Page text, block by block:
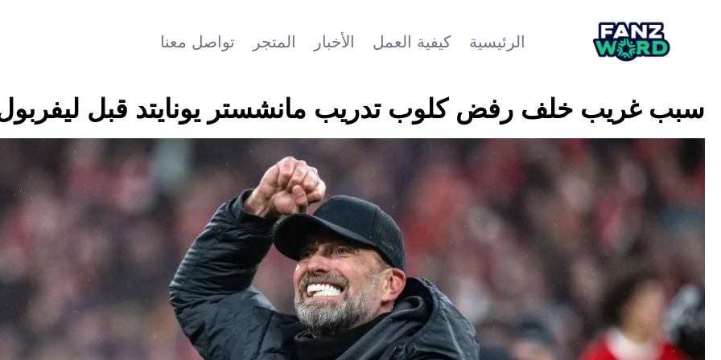
الرئيسية كيفية العمل الأخبار المتجر تواصل معنا
سبب غريب خلف رفض كلوب تدريب مانشستر يونايتد قبل